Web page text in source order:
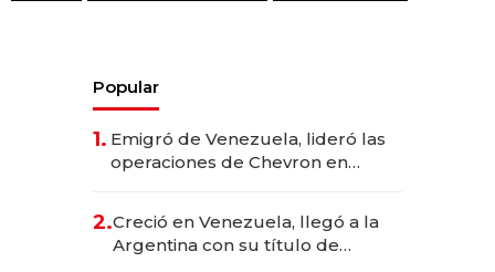
Popular
1. Emigró de Venezuela, lideró las
operaciones de Chevron en
2.Creció en Venezuela, llegó a la
Argentina con su título de